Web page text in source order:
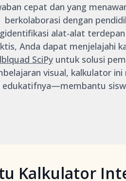
cepat dan yang
berkolaborasi dengan
alat-alat
Anda dapat menjelajahi
SciPyuntuk solusi
visual, kalkulator
edukatifnya—membantu
Kalkulator